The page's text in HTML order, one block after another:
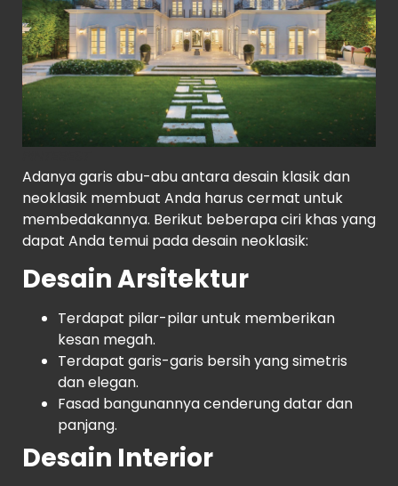
Adanya garis abu-abu antara desain klasik dan
neoklasik membuat Anda harus cermat untuk
membedakannya. Berikut beberapa ciri khas yang
dapat Anda temui pada desain neoklasik:
Desain Arsitektur
Terdapat pilar-pilar untuk memberikan
kesan megah.
Terdapat garis-garis bersih yang simetris
dan elegan.
Fasad bangunannya cenderung datar dan
panjang.
Desain Interior